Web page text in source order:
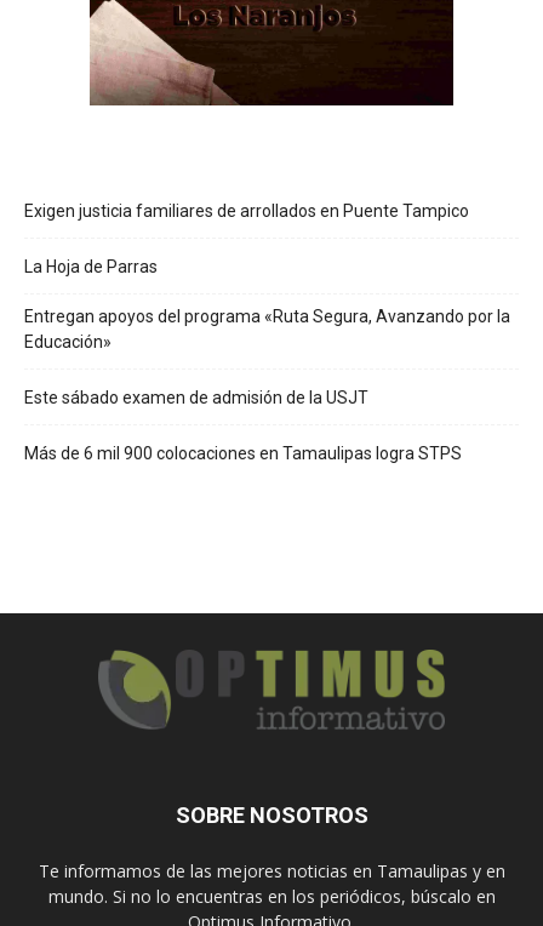
Exigen justicia familiares de arrollados en Puente Tampico
La Hoja de Parras
Entregan apoyos del programa «Ruta Segura, Avanzando por la
Educación»
Este sábado examen de admisión de la USJT
Más de 6 mil 900 colocaciones en Tamaulipas logra STPS
SOBRE NOSOTROS
Te informamos de las mejores noticias en Tamaulipas y en
mundo. Si no lo encuentras en los periódicos, búscalo en